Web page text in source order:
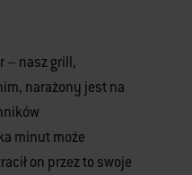
– nasz grill,
narażony jest na
minut może
on przez to swoje